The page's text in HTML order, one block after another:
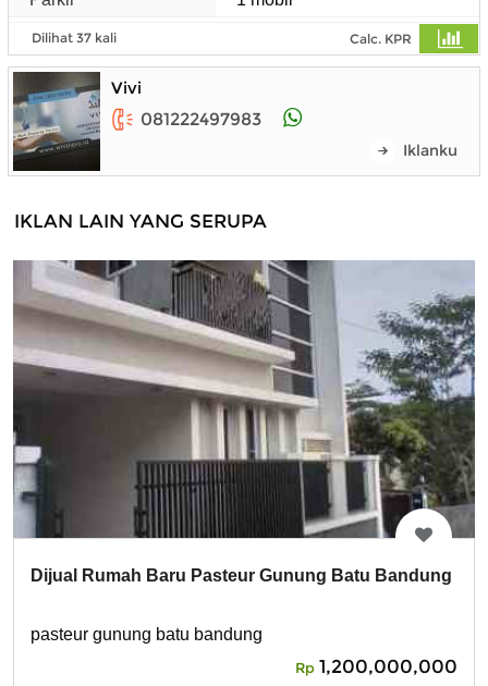
Dilihat 37 kali Calc. KPR
Vivi
081222497983
Iklanku
IKLAN LAIN YANG SERUPA
Dijual Rumah Baru Pasteur Gunung Batu Bandung
pasteur gunung batu bandung
Rp 1,200,000,000